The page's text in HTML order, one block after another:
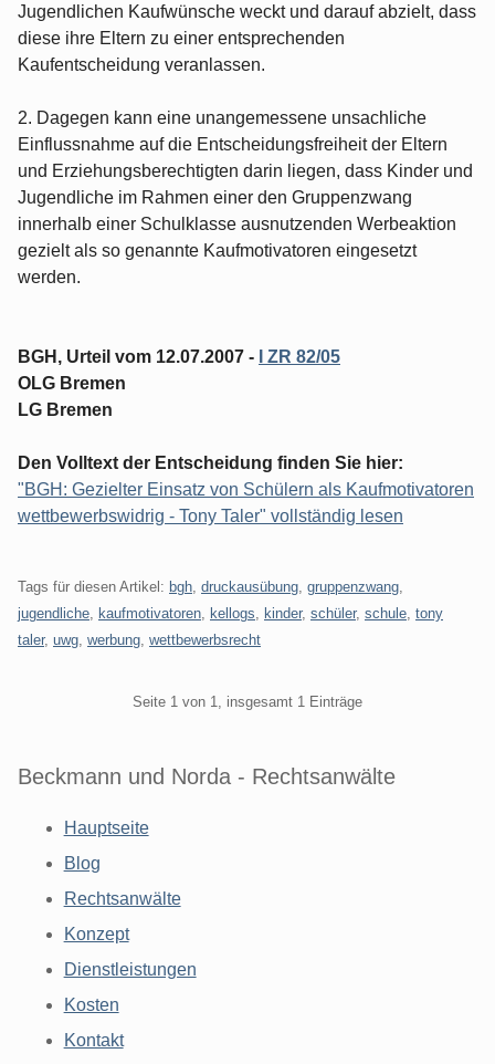
Jugendlichen Kaufwünsche weckt und darauf abzielt, dass
diese ihre Eltern zu einer entsprechenden
Kaufentscheidung veranlassen.
2. Dagegen kann eine unangemessene unsachliche
Einflussnahme auf die Ent­scheidungsfreiheit der Eltern
und Erziehungsberechtigten darin liegen, dass Kinder und
Jugendliche im Rahmen einer den Gruppenzwang
innerhalb einer Schulklasse ausnutzenden Werbeaktion
gezielt als so genannte Kaufmotivatoren eingesetzt
werden.
BGH, Urteil vom 12.07.2007 -
I ZR 82/05
OLG Bremen
LG Bremen
Den Volltext der Entscheidung finden Sie hier:
"BGH: Gezielter Einsatz von Schülern als Kaufmotivatoren
wettbewerbswidrig - Tony Taler" vollständig lesen
Tags für diesen Artikel: bgh druckausübung gruppenzwang
jugendliche
kaufmotivatoren kellogs kinder, schüler, schule tony
taler, uwg werbung wettbewerbsrecht
Seite 1 von 1, insgesamt 1 Einträge
Beckmann und Norda - Rechtsanwälte
Hauptseite
Blog
Rechtsanwälte
Konzept
Dienstleistungen
Kosten
Kontakt